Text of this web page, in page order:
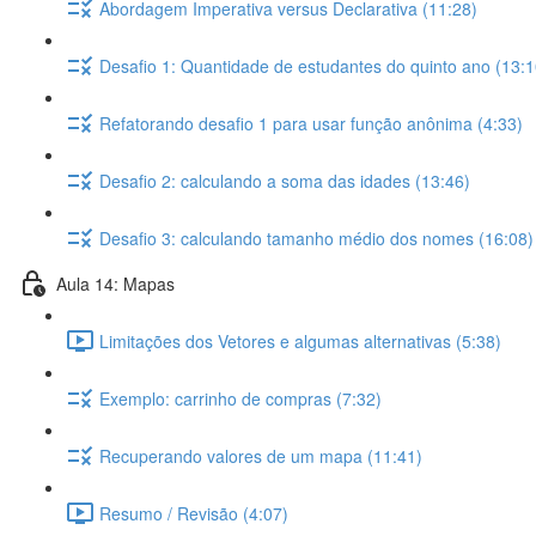
Abordagem Imperativa versus Declarativa (11:28)
Desafio 1: Quantidade de estudantes do quinto ano
Refatorando desafio 1 para usar função anônima (4:33)
Desafio 2: calculando a soma das idades (13:46)
Desafio 3: calculando tamanho médio dos nomes (16:08)
Aula 14: Mapas
Limitações dos Vetores e algumas alternativas (5:38)
Exemplo: carrinho de compras (7:32)
Recuperando valores de um mapa (11:41)
Resumo / Revisão (4:07)